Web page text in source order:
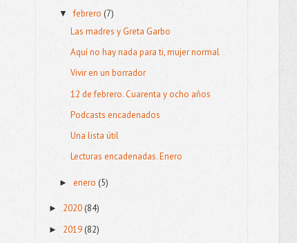
▼febrero (7)
Las madres y Greta Garbo
Aquí no hay nada para ti, mujer normal
Vivir en un borrador
12 de febrero. Cuarenta y ocho años
Podcasts encadenados
Una lista útil
Lecturas encadenadas. Enero
►enero (5)
► 2020(84)
► 2019 (82)